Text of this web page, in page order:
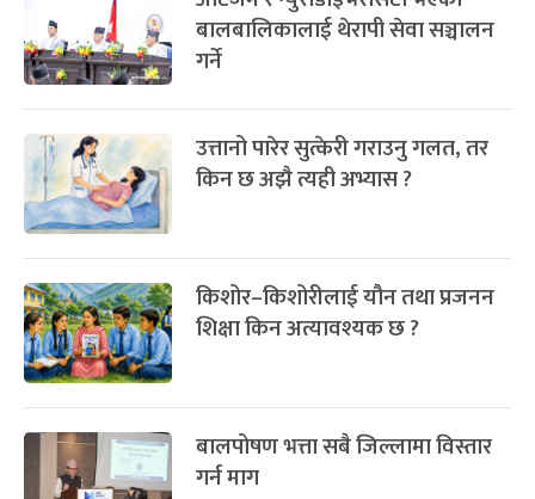
बालबालिकालाई थेरापी सेवा सञ्चालन
गर्ने
उत्तानो पारेर सुत्केरी गराउनु गलत, तर
किन छ अझै त्यही अभ्यास ?
किशोर–किशोरीलाई यौन तथा प्रजनन
शिक्षा किन अत्यावश्यक छ ?
बालपोषण भत्ता सबै जिल्लामा विस्तार
गर्न माग